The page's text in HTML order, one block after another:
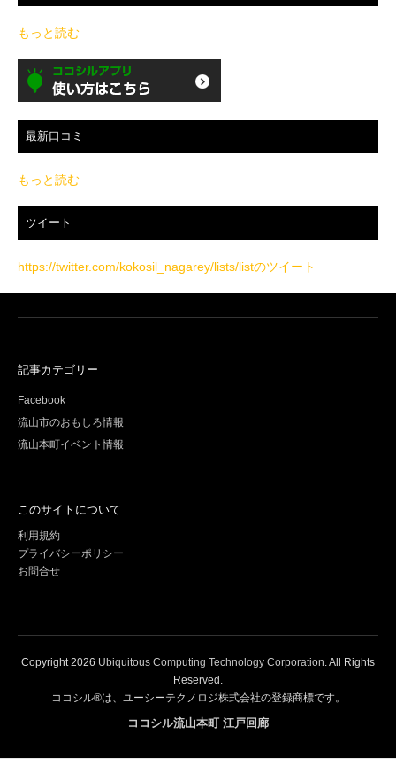
もっと読む
最新口コミ
もっと読む
ツイート
https://twitter.com/kokosil_nagarey/lists/listのツイート
記事カテゴリー
Facebook
流山市のおもしろ情報
流山本町イベント情報
このサイトについて
利用規約
プライバシーポリシー
お問合せ
Copyright2026 Ubiquitous Computing Technology Corporation. All Rights
Reserved.
ココシル®は、ユーシーテクノロジ株式会社の登録商標です。
ココシル流山本町 江戸回廊